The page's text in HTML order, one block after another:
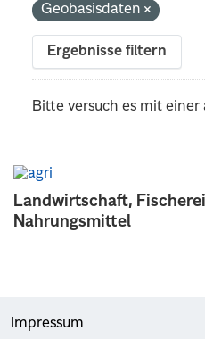
Landwirtschaft,
Nahrungsmittel
Geobasisdaten
Ergebnisse filtern
Bitte versuch es mit einer
Impressum